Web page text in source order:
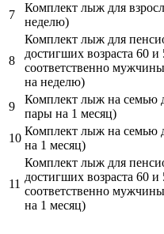
7
Комплект лыж для
неделю)
8
Комплект лыж для
достигших возраста 60 и
соответственно
на неделю)
9
Комплект лыж на семью
пары на 1 месяц)
10
Комплект лыж на семью
на 1 месяц)
11
Комплект лыж для
достигших возраста 60 и
соответственно
на 1 месяц)